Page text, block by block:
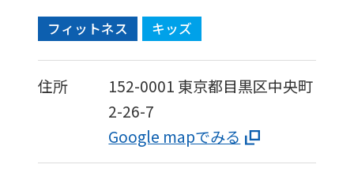
フィットネス キッズ
住所 152-0001 東京都目黒区中央町
2-26-7
Google mapでみる
ask
that
you
understand
this